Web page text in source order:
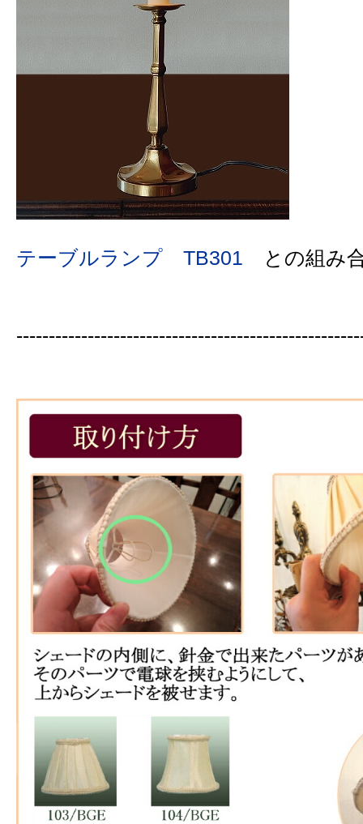
テーブルランプ TB301 との組み